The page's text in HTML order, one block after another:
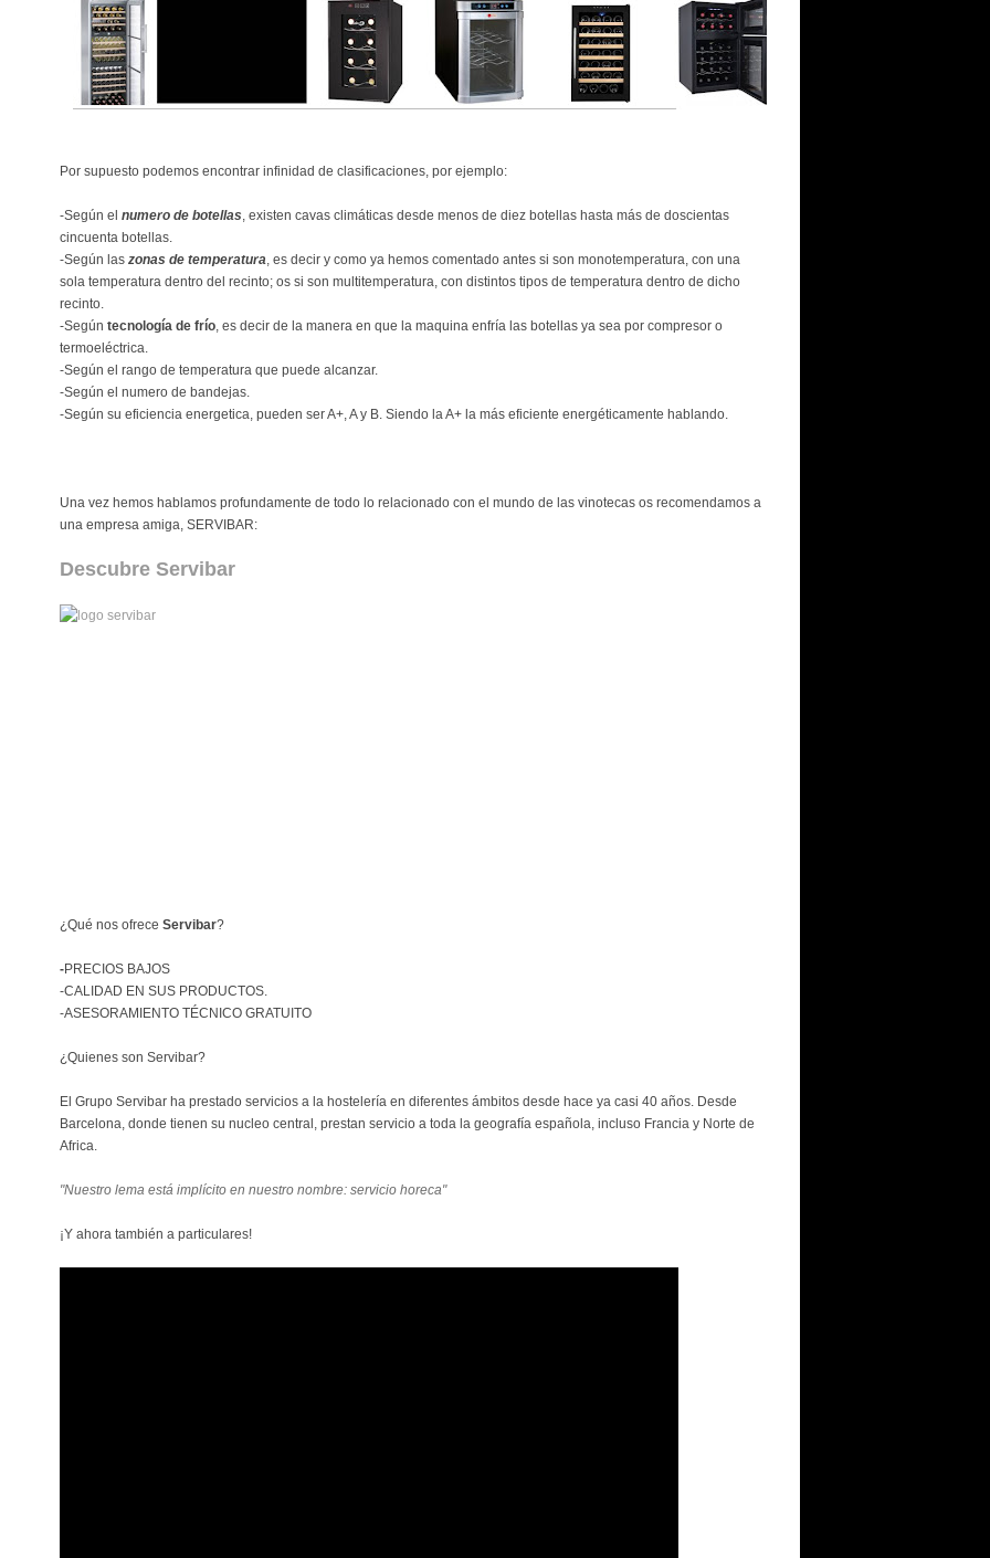
Por supuesto podemos encontrar infinidad de clasificaciones, por ejemplo:
-Según el numero de botellas , existen cavas climáticas desde menos de diez botellas hasta más de doscientas
cincuenta botellas.
-Según las zonas de temperatura , es decir y como ya hemos comentado antes si son monotemperatura, con una
sola temperatura dentro del recinto; os si son multitemperatura, con distintos tipos de temperatura dentro de dicho
recinto.
-Según tecnología de frío , es decir de la manera en que la maquina enfría las botellas ya sea por compresor o
termoeléctrica.
-Según el rango de temperatura que puede alcanzar.
-Según el numero de bandejas.
-Según su eficiencia energetica, pueden ser A+, A y B. Siendo la A+ la más eficiente energéticamente hablando.
Una vez hemos hablamos profundamente de todo lo relacionado con el mundo de las vinotecas os recomendamos a
una empresa amiga, SERVIBAR:
Descubre Servibar
¿Qué nos ofrece Servibar?
-PRECIOS BAJOS
-CALIDAD EN SUS PRODUCTOS.
-ASESORAMIENTO TÉCNICO GRATUITO
¿Quienes son Servibar?
El Grupo Servibar ha prestado servicios a la hostelería en diferentes ámbitos desde hace ya casi 40 años. Desde
Barcelona, donde tienen su nucleo central, prestan servicio a toda la geografía española, incluso Francia y Norte de
Africa.
"Nuestro lema está implícito en nuestro nombre: servicio horeca"
¡Y ahora también a particulares!